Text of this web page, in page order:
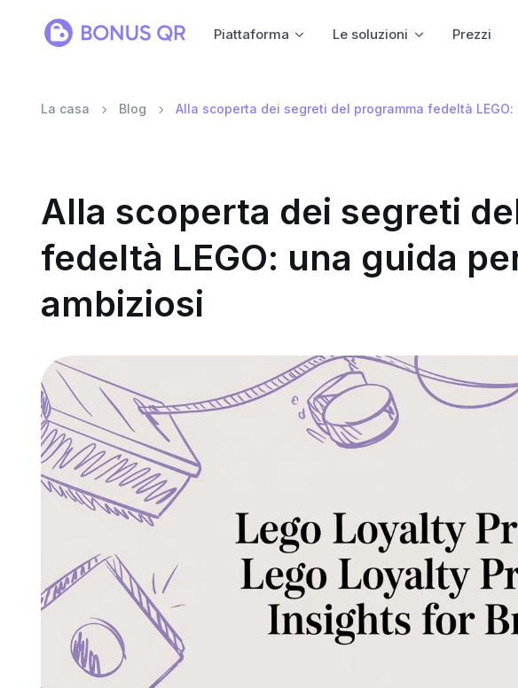
Piattaforma Le soluzioni Prezzi
La casa Blog Alla scoperta dei segreti del programma fedeltà
Alla scoperta dei segreti
fedeltà LEGO: una guida
ambiziosi